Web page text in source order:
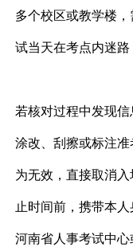
多个校区或教学楼
试当天在考点内迷路
若核对过程中发现
涂改、刮擦或标注
为无效，直接取消
止时间前，携带本
河南省人事考试中